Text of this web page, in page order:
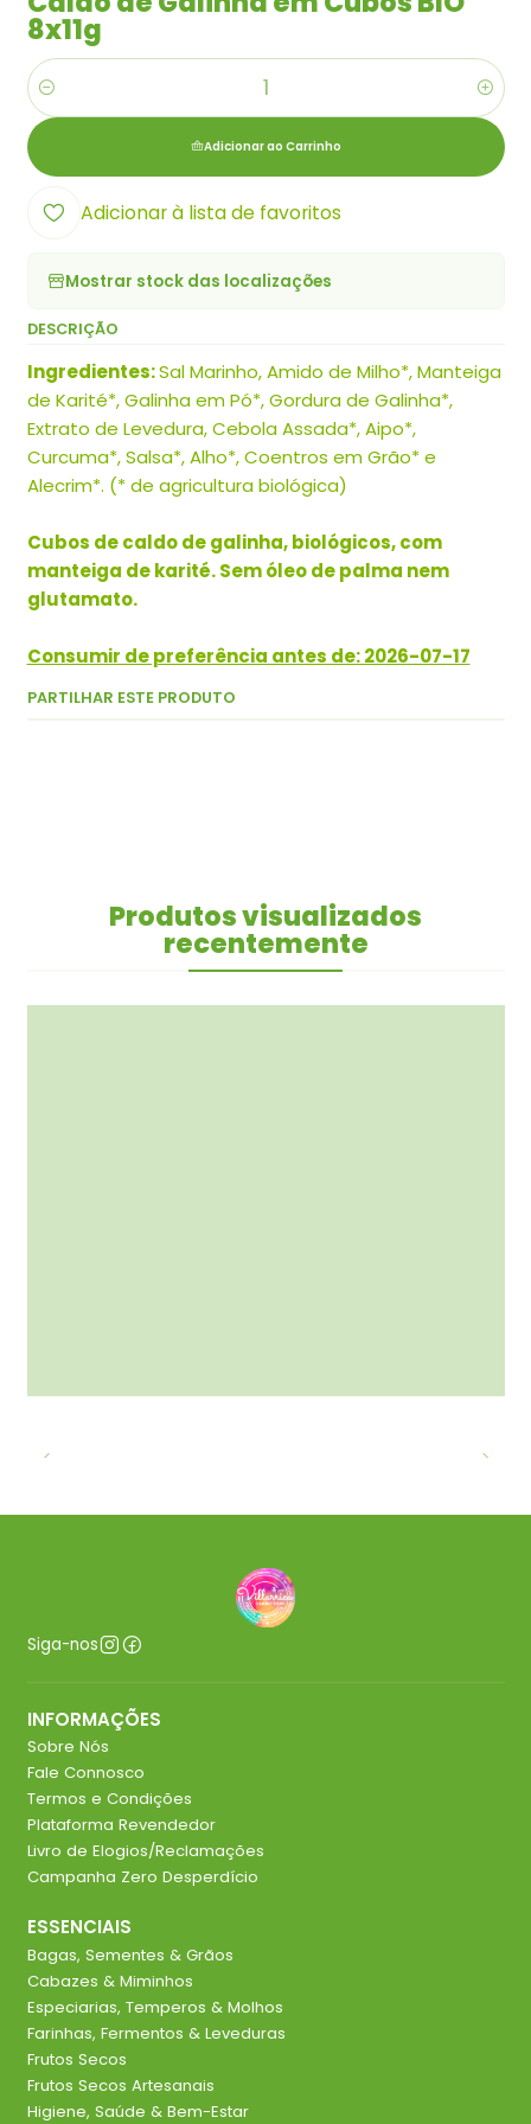
8x11g
Quantidade
Adicionar ao Carrinho
Adicionar à lista de favoritos
Mostrar stock das localizações
DESCRIÇÃO
Ingredientes:Sal Marinho, Amido de Milho*, Manteiga
de Karité*, Galinha em Pó*, Gordura de Galinha*,
Extrato de Levedura, Cebola Assada*, Aipo*,
Curcuma*, Salsa*, Alho*, Coentros em Grão* e
Alecrim*. (* de agricultura biológica)
Cubos de caldo de galinha, biológicos, com
manteiga de karité. Sem óleo de palma nem
glutamato.
Consumir de preferência antes de: 2026-07-17
PARTILHAR ESTE PRODUTO
Produtos visualizados
recentemente
Siga-nos
INFORMAÇÕES
Sobre Nós
Fale Connosco
Termos e Condições
Plataforma Revendedor
Livro de Elogios/Reclamações
Campanha Zero Desperdício
ESSENCIAIS
Bagas, Sementes & Grãos
Cabazes & Miminhos
Especiarias, Temperos & Molhos
Farinhas, Fermentos & Leveduras
Frutos Secos
Frutos Secos Artesanais
Higiene, Saúde & Bem-Estar